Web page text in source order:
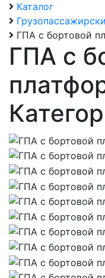
Каталог
ГПА с бортовой
ГПА с